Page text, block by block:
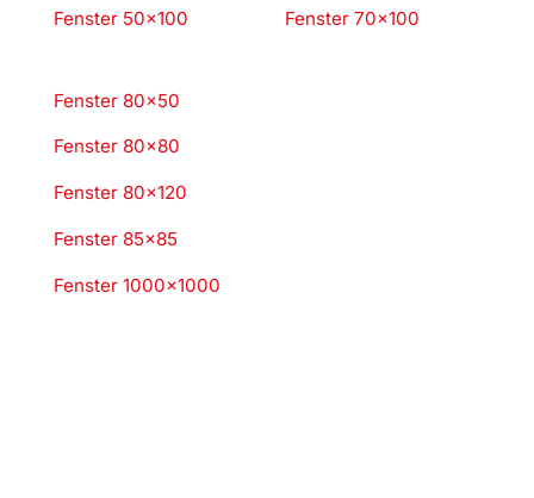
Fenster 50×100 Fenster 70×100
Fenster 80×50
Fenster 80×80
Fenster 80×120
Fenster 85×85
Fenster 1000×1000